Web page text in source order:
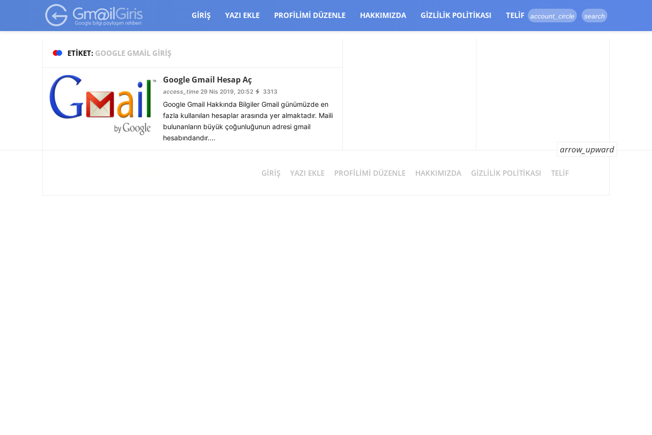
google-site-verification=vqSI0upH550kabR5X8xpjMYieaXmuBueYgCJBW3uetM
GIRIŞ YAZI EKLE PROFILIMI DÜZENLE HAKKIMIZDA GIZLILIK POLITIKASI TELIF account_circle search
ETIKET: GOOGLE GMAIL GIRIŞ
Google Gmail Hesap Aç
access_time 29 Nis 2019, 20:52 3313
Google Gmail Hakkında Bilgiler Gmail günümüzde en
fazla kullanılan hesaplar arasında yer almaktadır. Maili
bulunanların büyük çoğunluğunun adresi gmail
hesabındandır....
GIRIŞ YAZI EKLE PROFILIMI DÜZENLE HAKKIMIZDA GIZLILIK POLITIKASI TELIF
arrow_upward